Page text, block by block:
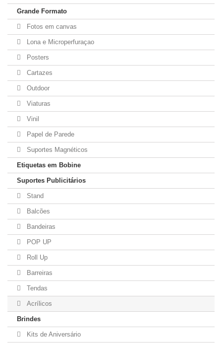
Grande Formato
Fotos em canvas
Lona e Microperfuraçao
Posters
Cartazes
Outdoor
Viaturas
Vinil
Papel de Parede
Suportes Magnéticos
Etiquetas em Bobine
Suportes Publicitários
Stand
Balcões
Bandeiras
POP UP
Roll Up
Barreiras
Tendas
Acrílicos
Brindes
Kits de Aniversário